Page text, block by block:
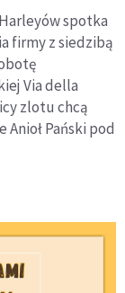
spotka
firmy z siedzibą
Via della
zlotu chcą
Pański pod